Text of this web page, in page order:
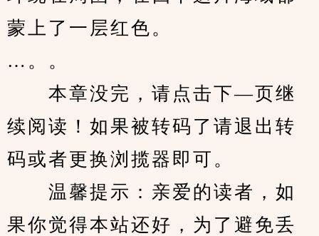
蒙上了一层红色。
…。。
本章没完，请点击下—页继
续阅读！如果被转码了请退出转
码或者更换浏揽器即可。
温馨提示：亲爱的读者，如
果你觉得本站还好，为了避免丢